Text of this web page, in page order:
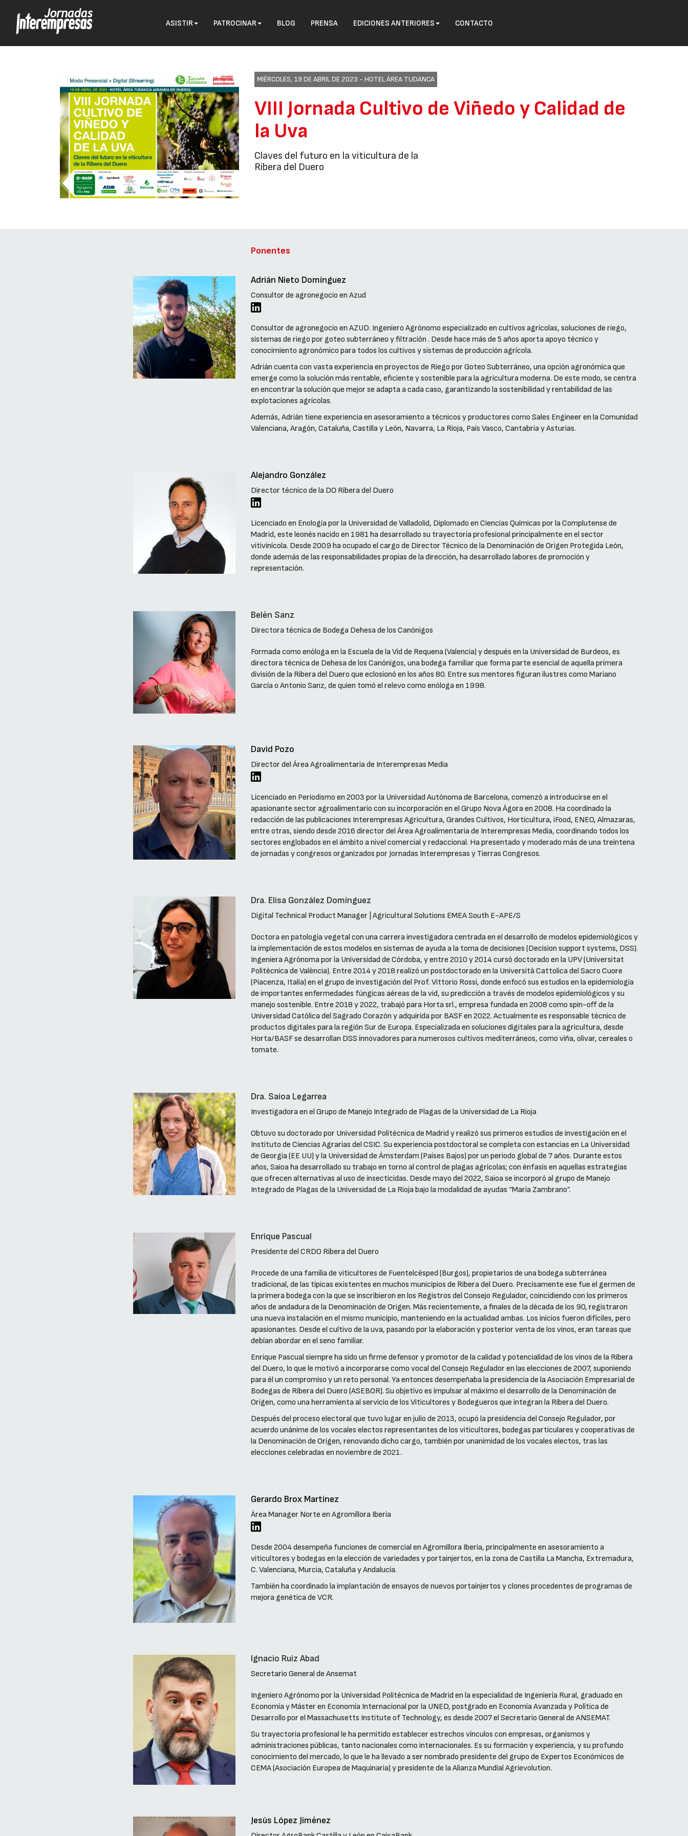
ASISTIR PATROCINAR BLOG PRENSA EDICIONES ANTERIORES CONTACTO
MIÉRCOLES, 19 DE ABRIL DE 2023 - HOTEL ÁREA TUDANCA
VIII Jornada Cultivo de Viñedo y Calidad de
la Uva
Claves del futuro en la viticultura de la
Ribera del Duero
Ponentes
Adrián Nieto Domínguez
Consultor de agronegocio en Azud
Consultor de agronegocio en AZUD. Ingeniero Agrónomo especializado en cultivos agrícolas, soluciones de riego,
sistemas de riego por goteo subterráneo y filtración . Desde hace más de 5 años aporta apoyo técnico y
conocimiento agronómico para todos los cultivos y sistemas de producción agrícola.
Adrián cuenta con vasta experiencia en proyectos de Riego por Goteo Subterráneo, una opción agronómica que
emerge como la solución más rentable, eficiente y sostenible para la agricultura moderna. De este modo, se centra
en encontrar la solución que mejor se adapta a cada caso, garantizando la sostenibilidad y rentabilidad de las
explotaciones agrícolas.
Además, Adrián tiene experiencia en asesoramiento a técnicos y productores como Sales Engineer en la Comunidad
Valenciana, Aragón, Cataluña, Castilla y León, Navarra, La Rioja, País Vasco, Cantabria y Asturias.
Alejandro González
Director técnico de la DO Ribera del Duero
Licenciado en Enología por la Universidad de Valladolid, Diplomado en Ciencias Químicas por la Complutense de
Madrid, este leonés nacido en 1981 ha desarrollado su trayectoria profesional principalmente en el sector
vitivinícola. Desde 2009 ha ocupado el cargo de Director Técnico de la Denominación de Origen Protegida León,
donde además de las responsabilidades propias de la dirección, ha desarrollado labores de promoción y
representación.
Belén Sanz
Directora técnica de Bodega Dehesa de los Canónigos
Formada como enóloga en la Escuela de la Vid de Requena (Valencia) y después en la Universidad de Burdeos, es
directora técnica de Dehesa de los Canónigos, una bodega familiar que forma parte esencial de aquella primera
división de la Ribera del Duero que eclosionó en los años 80. Entre sus mentores figuran ilustres como Mariano
García o Antonio Sanz, de quien tomó el relevo como enóloga en 1998.
David Pozo
Director del Área Agroalimentaria de Interempresas Media
Licenciado en Periodismo en 2003 por la Universidad Autónoma de Barcelona, comenzó a introducirse en el
apasionante sector agroalimentario con su incorporación en el Grupo Nova Ágora en 2008. Ha coordinado la
redacción de las publicaciones Interempresas Agricultura, Grandes Cultivos, Horticultura, iFood, ENEO, Almazaras,
entre otras, siendo desde 2016 director del Área Agroalimentaria de Interempresas Media, coordinando todos los
sectores englobados en el ámbito a nivel comercial y redaccional. Ha presentado y moderado más de una treintena
de jornadas y congresos organizados por Jornadas Interempresas y Tierras Congresos.
Dra. Elisa González Domínguez
Digital Technical Product Manager | Agricultural Solutions EMEA South E-APE/S
Doctora en patología vegetal con una carrera investigadora centrada en el desarrollo de modelos epidemiológicos y
la implementación de estos modelos en sistemas de ayuda a la toma de decisiones (Decision support systems, DSS).
Ingeniera Agrónoma por la Universidad de Córdoba, y entre 2010 y 2014 cursó doctorado en la UPV (Universitat
Politècnica de València). Entre 2014 y 2018 realizó un postdoctorado en la Università Cattolica del Sacro Cuore
(Piacenza, Italia) en el grupo de investigación del Prof. Vittorio Rossi, donde enfocó sus estudios en la epidemiología
de importantes enfermedades fúngicas aéreas de la vid, su predicción a través de modelos epidemiológicos y su
manejo sostenible. Entre 2018 y 2022, trabajó para Horta srl., empresa fundada en 2008 como spin-off de la
Universidad Católica del Sagrado Corazón y adquirida por BASF en 2022. Actualmente es responsable técnico de
productos digitales para la región Sur de Europa. Especializada en soluciones digitales para la agricultura, desde
Horta/BASF se desarrollan DSS innovadores para numerosos cultivos mediterráneos, como viña, olivar, cereales o
tomate.
Dra. Saioa Legarrea
Investigadora en el Grupo de Manejo Integrado de Plagas de la Universidad de La Rioja
Obtuvo su doctorado por Universidad Politécnica de Madrid y realizó sus primeros estudios de investigación en el
Instituto de Ciencias Agrarias del CSIC. Su experiencia postdoctoral se completa con estancias en La Universidad
de Georgia (EE UU) y la Universidad de Ámsterdam (Países Bajos) por un periodo global de 7 años. Durante estos
años, Saioa ha desarrollado su trabajo en torno al control de plagas agrícolas; con énfasis en aquellas estrategias
que ofrecen alternativas al uso de insecticidas. Desde mayo del 2022, Saioa se incorporó al grupo de Manejo
Integrado de Plagas de la Universidad de La Rioja bajo la modalidad de ayudas “María Zambrano”.
Enrique Pascual
Presidente del CRDO Ribera del Duero
Procede de una familia de viticultores de Fuentelcésped (Burgos), propietarios de una bodega subterránea
tradicional, de las típicas existentes en muchos municipios de Ribera del Duero. Precisamente ese fue el germen de
la primera bodega con la que se inscribieron en los Registros del Consejo Regulador, coincidiendo con los primeros
años de andadura de la Denominación de Origen. Más recientemente, a finales de la década de los 90, registraron
una nueva instalación en el mismo municipio, manteniendo en la actualidad ambas. Los inicios fueron difíciles, pero
apasionantes. Desde el cultivo de la uva, pasando por la elaboración y posterior venta de los vinos, eran tareas que
debían abordar en el seno familiar.
Enrique Pascual siempre ha sido un firme defensor y promotor de la calidad y potencialidad de los vinos de la Ribera
del Duero, lo que le motivó a incorporarse como vocal del Consejo Regulador en las elecciones de 2007, suponiendo
para él un compromiso y un reto personal. Ya entonces desempeñaba la presidencia de la Asociación Empresarial de
Bodegas de Ribera del Duero (ASEBOR). Su objetivo es impulsar al máximo el desarrollo de la Denominación de
Origen, como una herramienta al servicio de los Viticultores y Bodegueros que integran la Ribera del Duero.
Después del proceso electoral que tuvo lugar en julio de 2013, ocupó la presidencia del Consejo Regulador, por
acuerdo unánime de los vocales electos representantes de los viticultores, bodegas particulares y cooperativas de
la Denominación de Origen, renovando dicho cargo, también por unanimidad de los vocales electos, tras las
elecciones celebradas en noviembre de 2021.
Gerardo Brox Martínez
Área Manager Norte en Agromillora Iberia
Desde 2004 desempeña funciones de comercial en Agromillora Iberia, principalmente en asesoramiento a
viticultores y bodegas en la elección de variedades y portainjertos, en la zona de Castilla La Mancha, Extremadura,
C. Valenciana, Murcia, Cataluña y Andalucía.
También ha coordinado la implantación de ensayos de nuevos portainjertos y clones procedentes de programas de
mejora genética de VCR.
Ignacio Ruiz Abad
Secretario General de Ansemat
Ingeniero Agrónomo por la Universidad Politécnica de Madrid en la especialidad de Ingeniería Rural, graduado en
Economía y Máster en Economía Internacional por la UNED, postgrado en Economía Avanzada y Política de
Desarrollo por el Massachusetts Institute of Technology, es desde 2007 el Secretario General de ANSEMAT.
Su trayectoria profesional le ha permitido establecer estrechos vínculos con empresas, organismos y
administraciones públicas, tanto nacionales como internacionales. Es su formación y experiencia, y su profundo
conocimiento del mercado, lo que le ha llevado a ser nombrado presidente del grupo de Expertos Económicos de
CEMA (Asociación Europea de Maquinaria) y presidente de la Alianza Mundial Agrievolution.
Jesús López Jiménez